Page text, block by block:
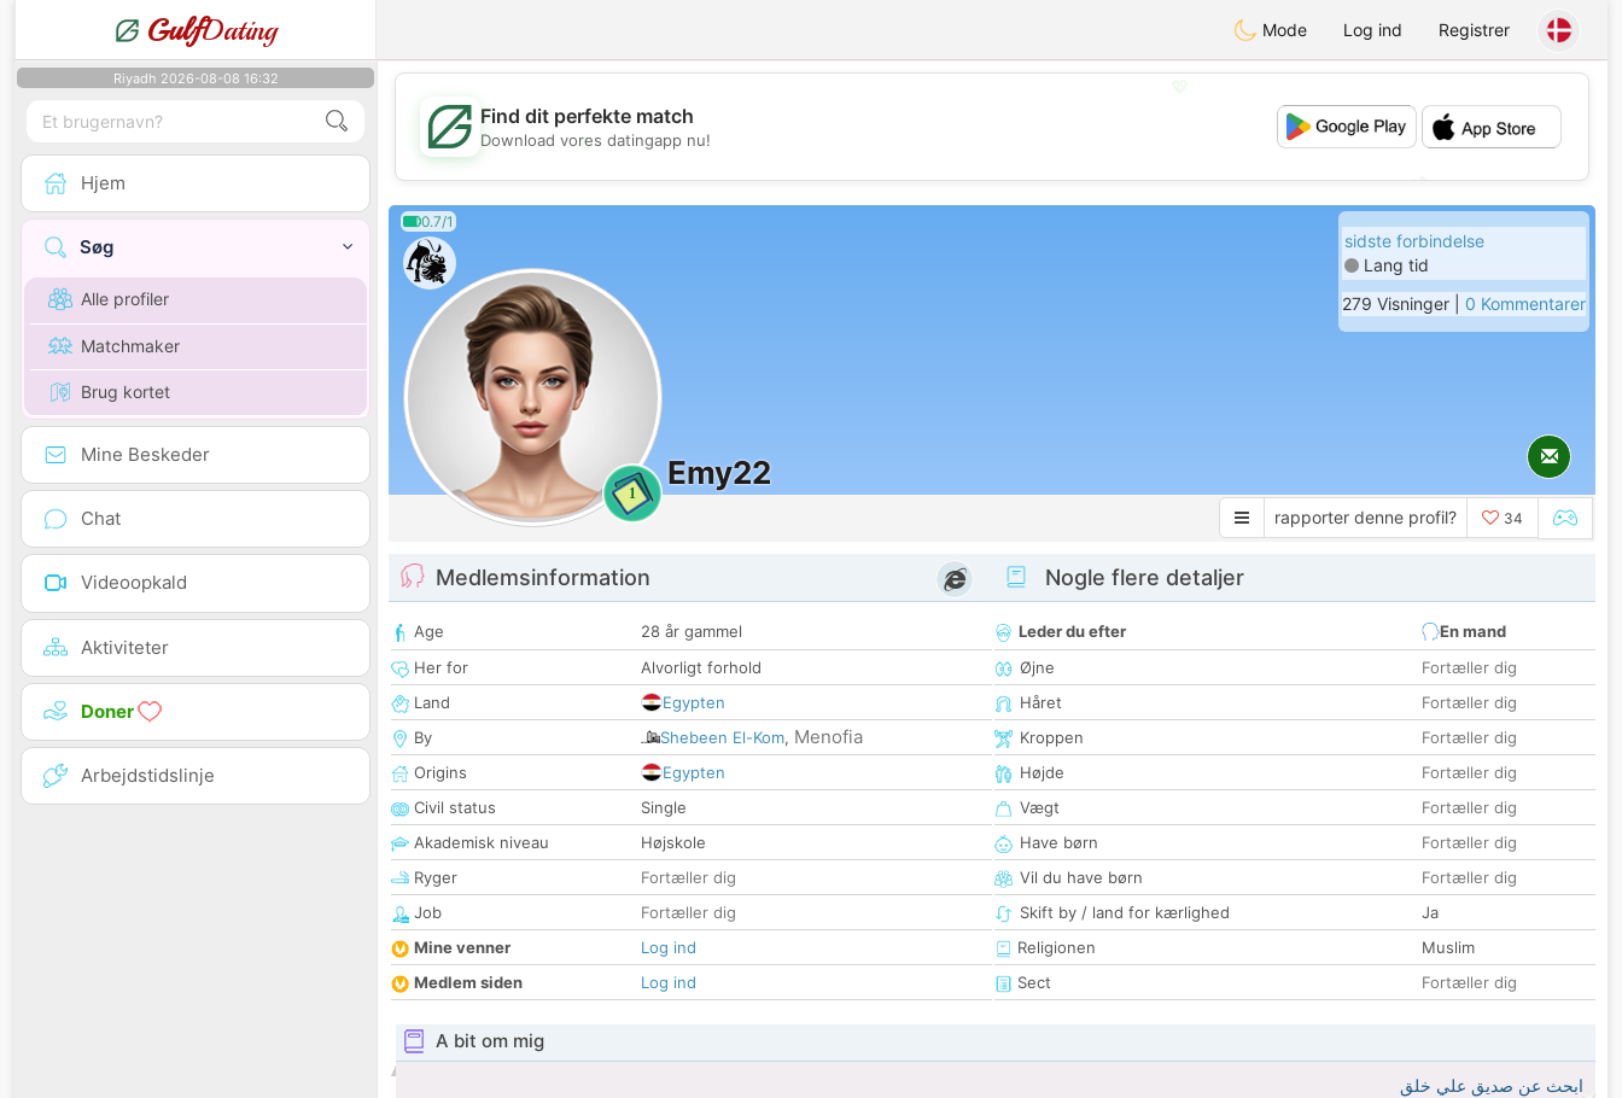
GulfDating Mode Log ind Registrer
Riyadh 2026-08-08 16:32
Hjem
Søg
Alle profiler
Matchmaker
Brug kortet
Mine Beskeder
Chat
Videoopkald
Aktiviteter
Doner
Arbejdstidslinje
💖
💕
Find dit perfekte match
Download vores datingapp nu!
0.7/1
1
Emy22
sidste forbindelse
Lang tid
279 Visninger | 0 Kommentarer
rapporter denne profil? 34
Medlemsinformation
Age
28 år gammel
Her for
Alvorligt forhold
Land
Egypten
By
Shebeen El-Kom, Menofia
Origins
Egypten
Civil status
Single
Akademisk niveau
Højskole
Ryger
Fortæller dig
Job
Fortæller dig
Mine venner
Log ind
Medlem siden
Log ind
Nogle flere detaljer
Leder du efter
En mand
Øjne
Fortæller dig
Håret
Fortæller dig
Kroppen
Fortæller dig
Højde
Fortæller dig
Vægt
Fortæller dig
Have børn
Fortæller dig
Vil du have børn
Fortæller dig
Skift by / land for kærlighed
Ja
Religionen
Muslim
Sect
Fortæller dig
A bit om mig
ابحث عن صديق علي خلق